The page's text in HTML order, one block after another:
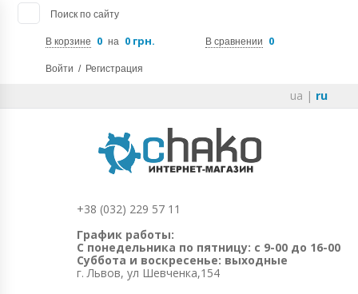
Поиск по сайту
В корзине 0 на 0 грн. В сравнении 0
Войти / Регистрация
ua | ru
+38 (032) 229 57 11
График работы:
С понедельника по пятницу: с 9-00 до 16-00
Суббота и воскресенье: выходные
г. Львов, ул Шевченка,154